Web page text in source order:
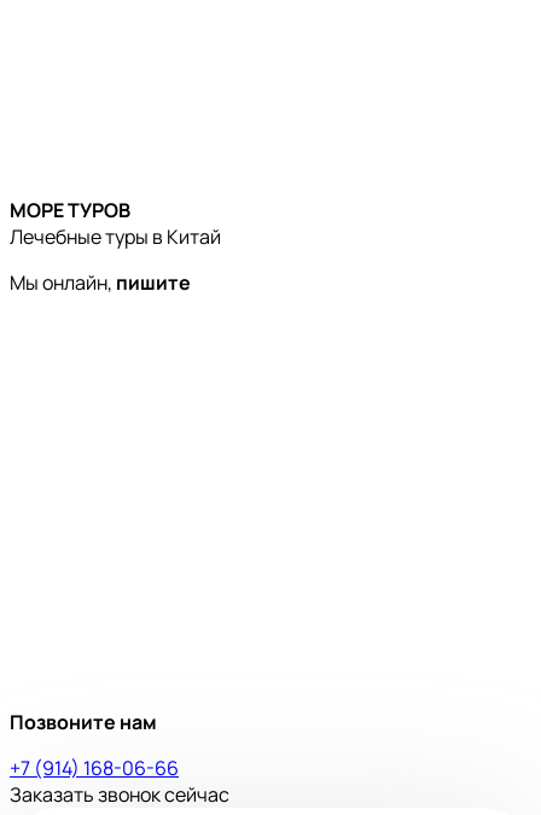
МОРЕ ТУРОВ
Лечебные туры в Китай
Мы онлайн, пишите
Позвоните нам
+7 (914) 168-06-66
Заказать звонок сейчас